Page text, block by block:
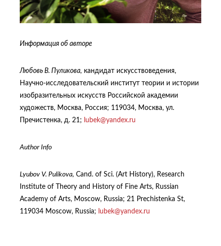
Информация об авторе
Любовь В. Пуликова, кандидат искусствоведения,
Научно-исследовательский институт теории и истории
изобразительных искусств Российской академии
художеств, Москва, Россия; 119034, Москва, ул.
Пречистенка, д. 21;
lubek@yandex.ru
Author Info
Lyubov V. Pulikova, Cand. of Sci. (Art History), Research
Institute of Theory and History of Fine Arts, Russian
Academy of Arts, Moscow, Russia; 21 Prechistenka St,
119034 Moscow, Russia;
lubek@yandex.ru